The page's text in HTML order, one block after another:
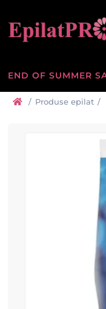
END OF SUMMER
/ Produse epilat /